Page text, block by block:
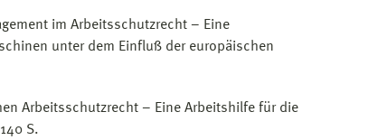
im Arbeitsschutzrecht – Eine
unter dem Einfluß der europäischen
Arbeitsschutzrecht – Eine Arbeitshilfe für die
S.